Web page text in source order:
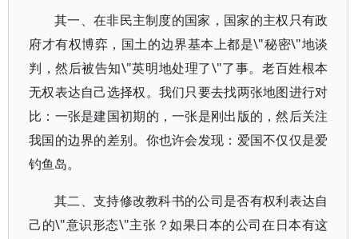
其一、在非民主制度的国家，国家的主权只有政
府才有权博弈，国土的边界基本上都是\"秘密\"地谈
判，然后被告知\"英明地处理了\"了事。老百姓根本
无权表达自己选择权。我们只要去找两张地图进行对
比：一张是建国初期的，一张是刚出版的，然后关注
我国的边界的差别。你也许会发现：爱国不仅仅是爱
钓鱼岛。
其二、支持修改教科书的公司是否有权利表达自
己的\"意识形态\"主张？如果日本的公司在日本有这